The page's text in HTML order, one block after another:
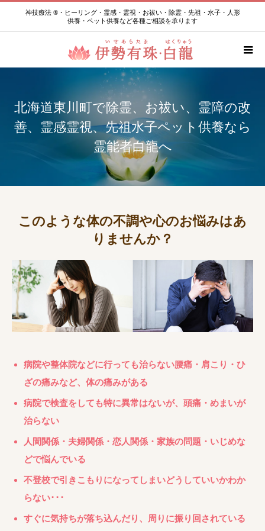
神技療法 ®・ヒーリング・霊感・霊視・お祓い・除霊・先祖・水子・人形
供養・ペット供養など各種ご相談を承ります
北海道東川町で除霊、お祓い、霊障の改
善、霊感霊視、先祖水子ペット供養なら
霊能者白龍へ
このような体の不調や心のお悩みはあ
りませんか？
病院や整体院などに行っても治らない腰痛・肩こり・ひ
ざの痛みなど、体の痛みがある
病院で検査をしても特に異常はないが、頭痛・めまいが
治らない
人間関係・夫婦関係・恋人関係・家族の問題・いじめな
どで悩んでいる
不登校で引きこもりになってしまいどうしていいかわか
らない･･･
すぐに気持ちが落ち込んだり、周りに振り回されている